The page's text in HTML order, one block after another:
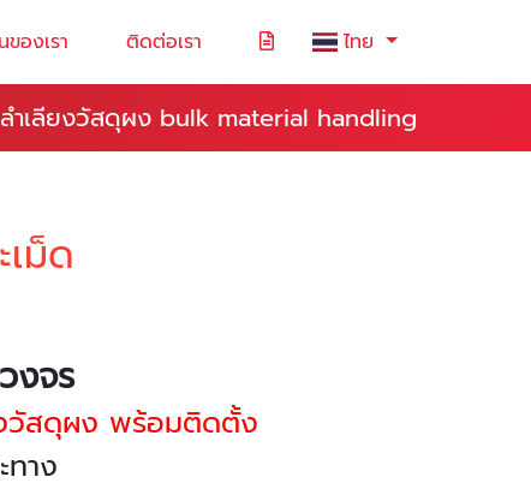
องเรา ติดต่อเรา ไทย
ลำเลียงวัสดุผง bulk material handling
ม็ด
งจร
วัสดุผง พร้อมติดตั้ง
าง